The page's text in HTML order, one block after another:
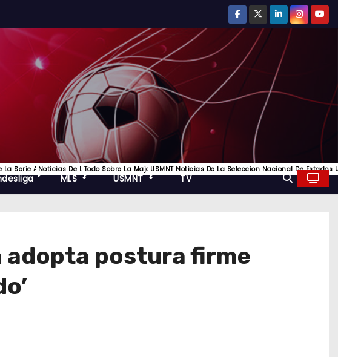
Del Mundo Y La Competición De Clubes Más Prestigiosa Del Fútbol Europeo, Toda La
Futbol Ingles Y Los Mejores Equipos De Inglaterra
De Futbol
La Serie A, Lo Mejor Del Futbol De La Liga Italiana Y Los Mejores Equipos De Italia
Noticias De La Bundesliga Y Todo Lo Mejor Del Futbol Aleman
MLS
Todo Sobre La Major League Soccer, Futbol De Estados Unidos
USMNT
USMNT Noticias De La Seleccion Nacional De
TV
adopta postura firme